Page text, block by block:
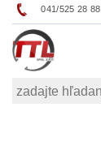
041/525 28 88